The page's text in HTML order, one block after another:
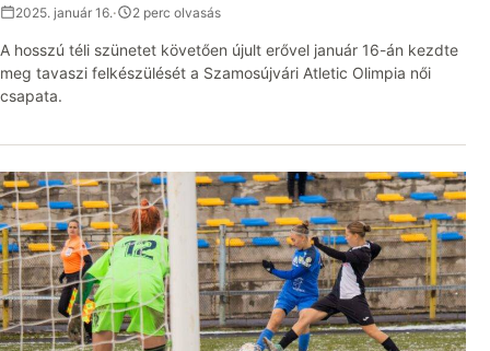
2025. január 16.· 2 perc olvasás
A hosszú téli szünetet követően újult erővel január 16-án kezdte
meg tavaszi felkészülését a Szamosújvári Atletic Olimpia női
csapata.